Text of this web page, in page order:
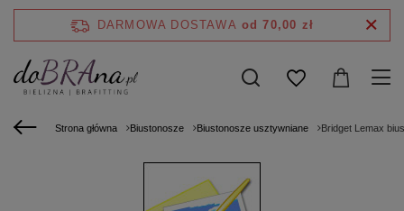
DARMOWA DOSTAWA od 70,00 zł
Strona główna Biustonosze Biustonosze usztywniane Bridget Lemax